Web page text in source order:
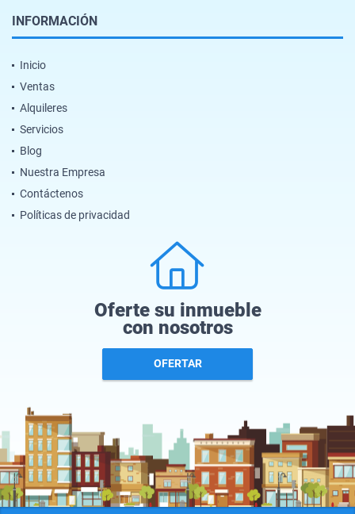
INFORMACIÓN
Inicio
Ventas
Alquileres
Servicios
Blog
Nuestra Empresa
Contáctenos
Políticas de privacidad
Oferte su inmueble
con nosotros
OFERTAR